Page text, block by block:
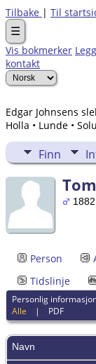
Tilbake | Til
☰
Vis bokmerker
kontakt
Edgar Johnsens
Holla • Lunde •
Finn
Person
Tidslinje
Personlig
Alle | PDF
Navn